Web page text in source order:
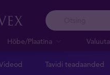
Hõbe/Plaatina Valuuta
Tavidi teadaanded